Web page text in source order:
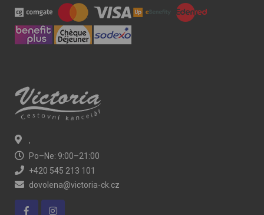
,
Po–Ne: 9:00–21:00
+420 545 213 101
dovolena@victoria-ck.cz